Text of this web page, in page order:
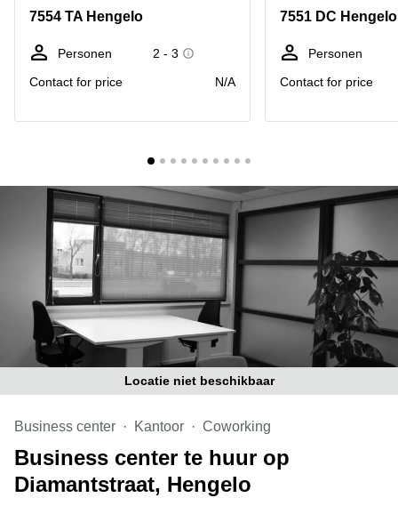
Hengelo
Hilversum
Hoofddorp
Tilburg
Zwolle
Amsterdam
Westpoort
Reeuwijk
Business
Arnhem
Business
center
Hilversum
Business
center
Den
Haag
Coworking
space
Breda
Coworking
in Arnhem
Coworking
7554 TA Hengelo
Personen
2 - 3
Contact for price
N/A
7551 DC Hengelo
Personen
Contact for price
Locatie niet beschikbaar
Business center Kantoor Coworking
Business center te huur op
Diamantstraat, Hengelo